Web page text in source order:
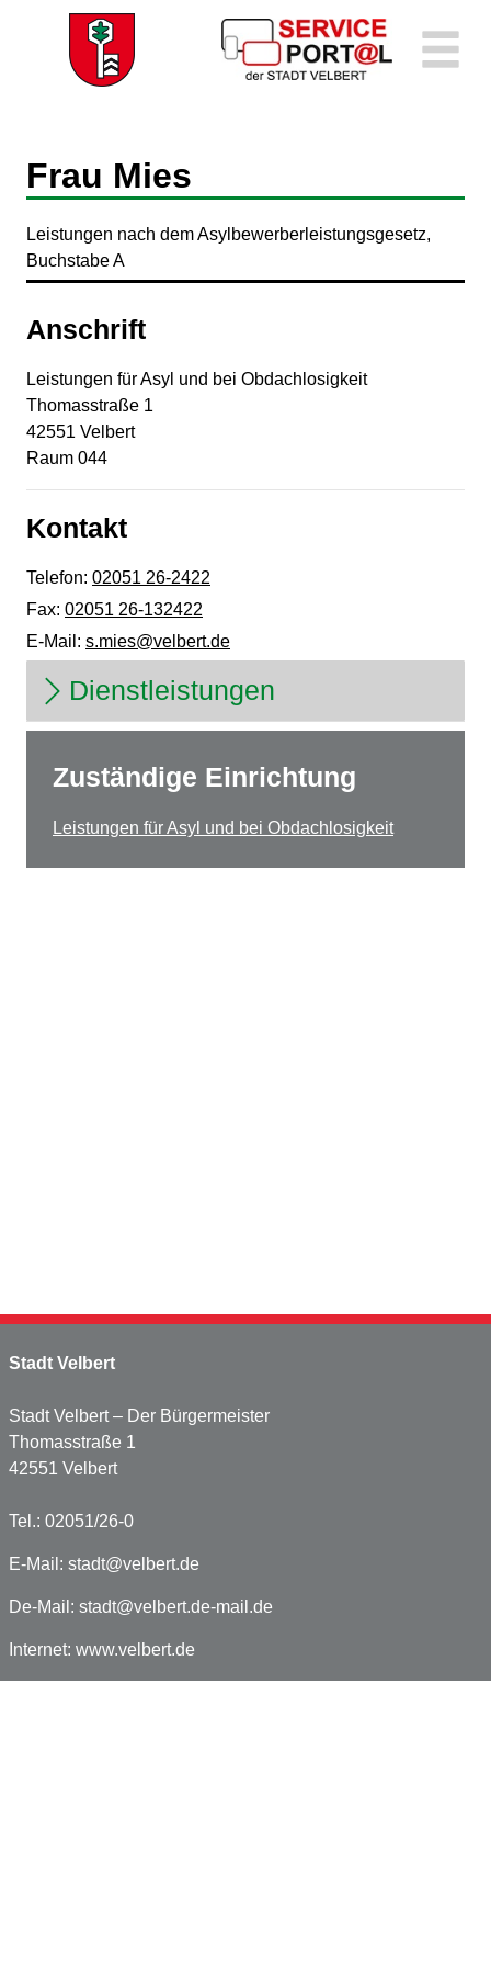
Zum Hauptinhalt springen
Zum Header
Zum Hauptinhalt
Zum Footer
Frau Mies
Leistungen nach dem Asylbewerberleistungsgesetz,
Buchstabe A
Anschrift
Leistungen für Asyl und bei Obdachlosigkeit
Thomasstraße 1
42551 Velbert
Raum 044
Kontakt
Telefon: 02051 26-2422
Fax: 02051 26-132422
E-Mail: s.mies@velbert.de
Dienstleistungen
Zuständige Einrichtung
Leistungen für Asyl und bei Obdachlosigkeit
Stadt Velbert
Stadt Velbert – Der Bürgermeister
Thomasstraße 1
42551 Velbert
Tel.: 02051/26-0
E-Mail: stadt@velbert.de
De-Mail: stadt@velbert.de-mail.de
Internet: www.velbert.de